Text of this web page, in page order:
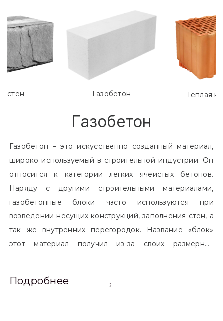
Газобетон Теплая
Газобетон
Газобетон – это искусственно созданный материал,
широко используемый в строительной индустрии. Он
относится к категории легких ячеистых бетонов.
Наряду с другими строительными материалами,
газобетонные блоки часто используются при
возведении несущих конструкций, заполнения стен, а
так же внутренних перегородок. Название «блок»
этот материал получил из-за своих размерных
обычный одинарный кирпич. Размер блоков различен
Подробнее